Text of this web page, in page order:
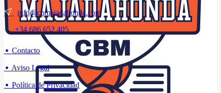
info@cbmajadahonda.com
+34 686 652 405
Contacto
Aviso Legal
Política de Privacidad